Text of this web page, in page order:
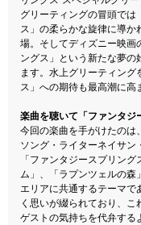
グリーティングの冒頭で
ス」の柔らかな旋律に導
場。そしてディズニー映画
ングス」という新たな夢
ます。水上グリーティン
ス」への期待も最高潮に高
楽曲を聴いて「ファンタジ
今回の楽曲を手がけたのは
ソング・ライターネイサ
「ファンタジースプリン
ム」、「ラプンツェルの
エリアに共通するテーマで
く思いが綴られており、
ゲストの気持ちを代弁する